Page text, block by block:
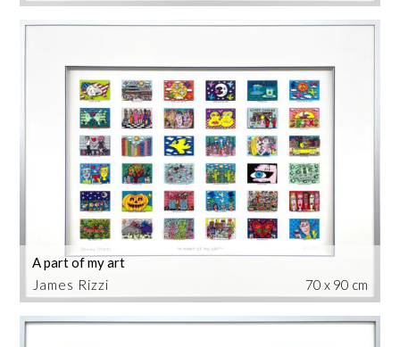
James Rizzi
A part of my art
70 x 90 cm